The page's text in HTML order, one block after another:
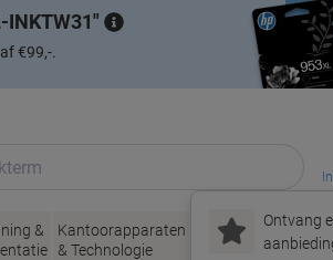
INKTW31
€99,-.
Ontvang
&
Kantoorapparaten
& Technologie
Inkt &
Toner
Papier,
& Verpakken